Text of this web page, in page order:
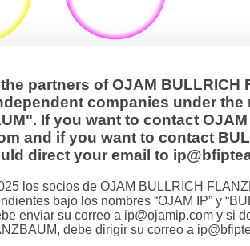
partners of OJAM BULLRICH
companies under the
If you want to contact
and if you want to contact
direct your email to
los socios de OJAM BULLRICH
bajo los nombres “OJAM IP” y
enviar su correo a ip@ojamip.com y si
debe dirigir su correo a